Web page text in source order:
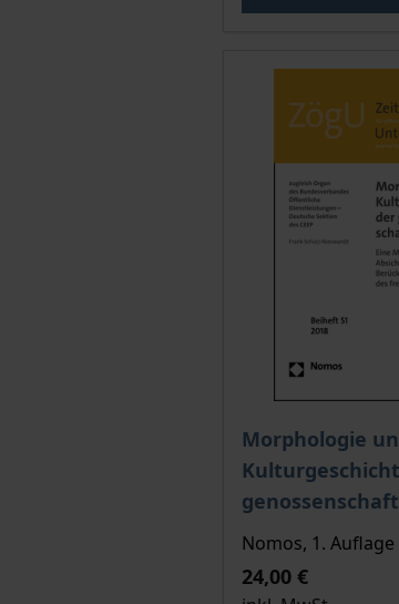
Morphologie
Der Preis dieses
Nomos, 1. Auflage
24,00 €